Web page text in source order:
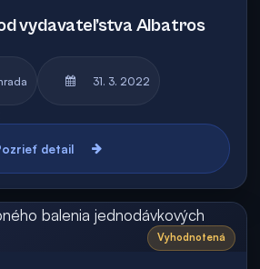
vydavateľstva Albatros
31. 3. 2022
detail
Vyhodnotená